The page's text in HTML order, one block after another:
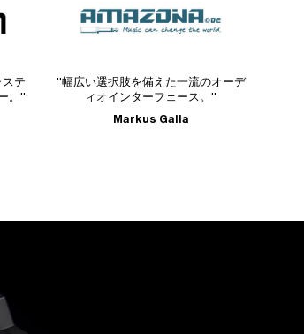
い選択肢を備えた一流のオーデ
ィオインターフェース。"
"これは音楽録音の
インターフェース